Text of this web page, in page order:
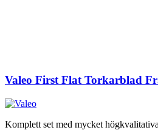
Valeo First Flat Torkarblad
Komplett set med mycket